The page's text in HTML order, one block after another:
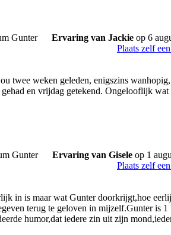
Ervaring van Jackie op 6
Plaats zelf
twee weken geleden, enigszins
en vrijdag getekend. Ongelooflijk
Ervaring van Gisele op 1
Plaats zelf
in is maar wat Gunter doorkrijgt,hoe
terug te geloven in mijzelf.Gunter is
humor,dat iedere zin uit zijn